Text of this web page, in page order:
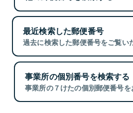
最近検索した郵便番号
過去に検索した郵便番号をご覧い
事業所の個別番号を検索する
事業所の７けたの個別郵便番号を